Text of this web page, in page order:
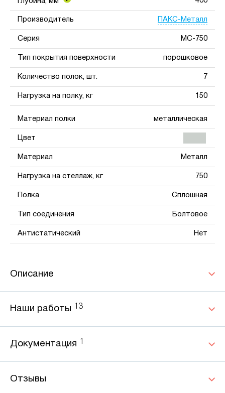
Производитель ПАКС-Металл
Серия МС-750
Тип покрытия поверхности порошковое
Количество полок, шт. 7
Нагрузка на полку, кг 150
Материал полки металлическая
Цвет
Материал Металл
Нагрузка на стеллаж, кг 750
Полка Сплошная
Тип соединения Болтовое
Антистатический Нет
Описание
Наши работы 13
Документация
Отзывы